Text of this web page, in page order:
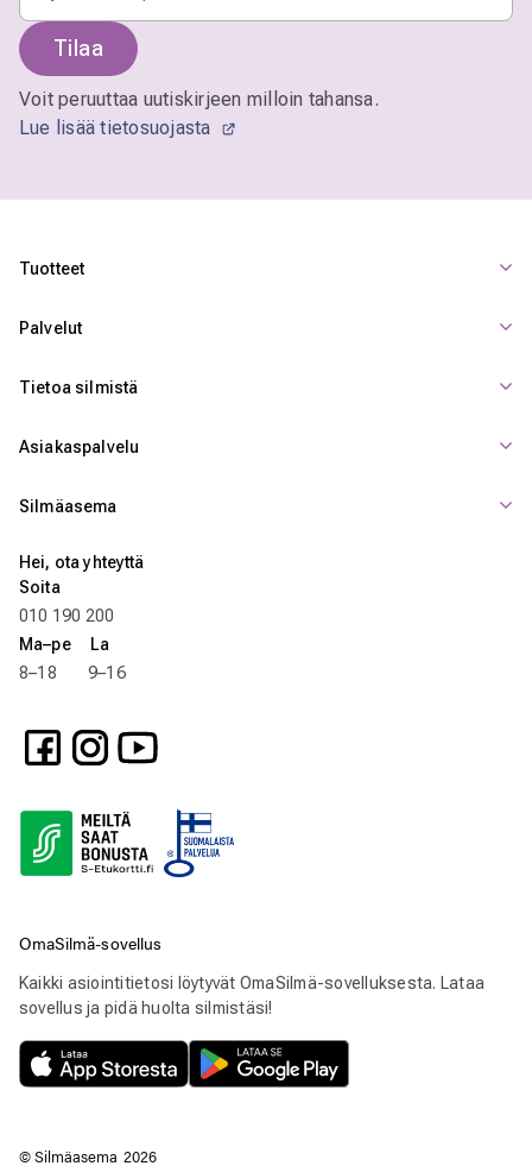
Tilaa
Voit peruuttaa uutiskirjeen milloin tahansa.
Lue lisää tietosuojasta
Tuotteet
Palvelut
Tietoa silmistä
Asiakaspalvelu
Silmäasema
Hei, ota yhteyttä
Soita
010 190 200
Ma–pe La
8–18 9–16
OmaSilmä-sovellus
Kaikki asiointitietosi löytyvät OmaSilmä-sovelluksesta. Lataa
sovellus ja pidä huolta silmistäsi!
© Silmäasema 2026